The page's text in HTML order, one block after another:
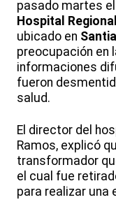
pasado martes el
Hospital
ubicado en
preocupación en
informaciones
fueron
salud.
El director del
Ramos, explicó
transformador
el cual fue
para realizar una